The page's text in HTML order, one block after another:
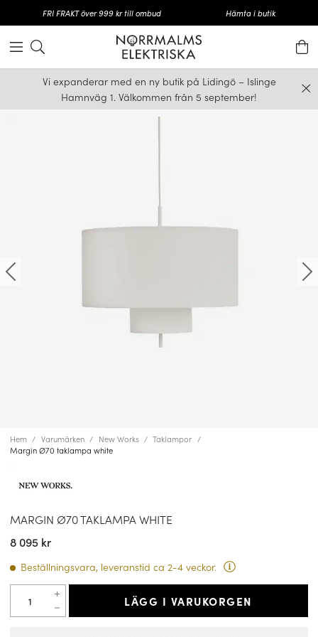
FRI FRAKT över 999 kr till ombud Hämta i butik
Vi expanderar med en ny butik på Lidingö – Islinge
Hamnväg 1. Välkommen från 5 september!
Hem Varumärken New Works
Taklampor
Margin Ø70 taklampa white
MARGIN Ø70 TAKLAMPA WHITE
8 095 kr
Beställningsvara, leveranstid ca 2-4 veckor.
LÄGG I VARUKORGEN